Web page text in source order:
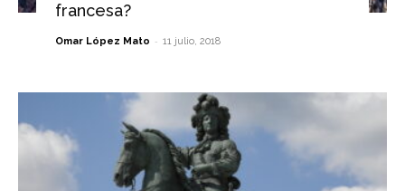
francesa?
Omar López Mato - 11 julio, 2018